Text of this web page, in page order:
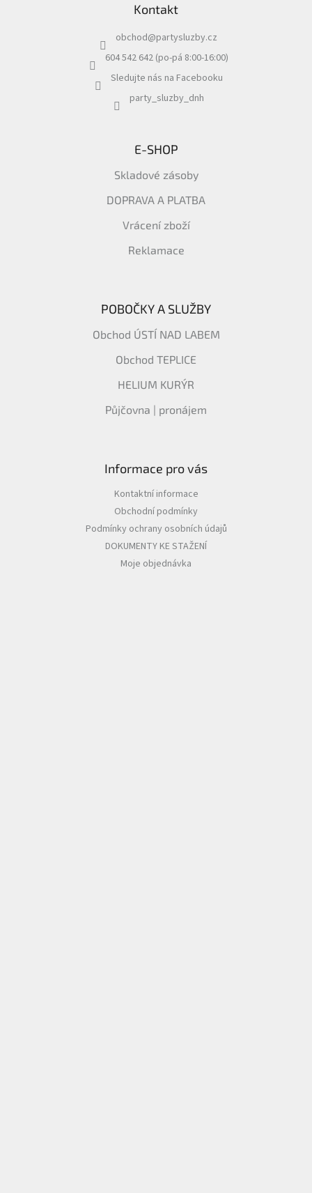
Kontakt
obchod@partysluzby.cz
604 542 642 (po-pá 8:00-16:00)
Sledujte nás na Facebooku
party_sluzby_dnh
E-SHOP
Skladové zásoby
DOPRAVA A PLATBA
Vrácení zboží
Reklamace
POBOČKY A SLUŽBY
Obchod ÚSTÍ NAD LABEM
Obchod TEPLICE
HELIUM KURÝR
Půjčovna | pronájem
Informace pro vás
Kontaktní informace
Obchodní podmínky
Podmínky ochrany osobních údajů
DOKUMENTY KE STAŽENÍ
Moje objednávka